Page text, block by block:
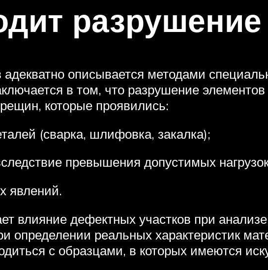
описывается методами
в том, что разрушение элементов
которые проявились:
(сварка, шлифовка, закалка);
превышения допустимых
явлений.
влияние дефектных участков при
определении реальных характеристик
с образцами, в которых имеются